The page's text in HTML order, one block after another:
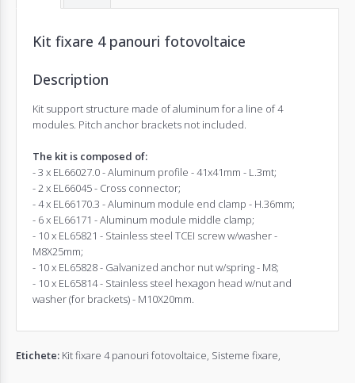
Kit fixare 4 panouri fotovoltaice
Description
Kit support structure made of aluminum for a line of 4
modules. Pitch anchor brackets not included.
The kit is composed of:
- 3 x EL66027.0 - Aluminum profile - 41x41mm - L.3mt;
- 2 x EL66045 - Cross connector;
- 4 x EL66170.3 - Aluminum module end clamp - H.36mm;
- 6 x EL66171 - Aluminum module middle clamp;
- 10 x EL65821 - Stainless steel TCEI screw w/washer -
M8X25mm;
- 10 x EL65828 - Galvanized anchor nut w/spring - M8;
- 10 x EL65814 - Stainless steel hexagon head w/nut and
washer (for brackets) - M10X20mm.
Etichete: Kit fixare 4 panouri fotovoltaice Sisteme fixare